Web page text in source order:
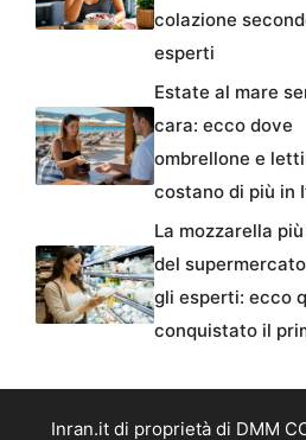
colazione
esperti
Estate al mare
cara: ecco dove
ombrellone e
costano di più in
La mozzarella
del
gli esperti: ecco
conquistato il
Inran.it di proprietà di DMM